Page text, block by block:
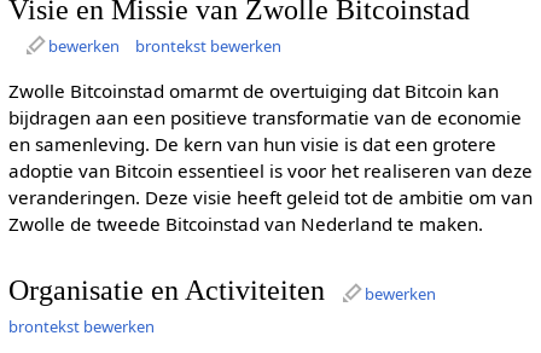
Visie en Missie van Zwolle Bitcoinstad
bewerken brontekst bewerken
Zwolle Bitcoinstad omarmt de overtuiging dat Bitcoin kan
bijdragen aan een positieve transformatie van de economie
en samenleving. De kern van hun visie is dat een grotere
adoptie van Bitcoin essentieel is voor het realiseren van deze
veranderingen. Deze visie heeft geleid tot de ambitie om van
Zwolle de tweede Bitcoinstad van Nederland te maken.
Organisatie en Activiteiten
bewerken
brontekst bewerken